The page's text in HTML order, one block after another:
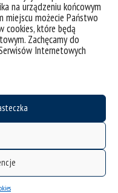
na urządzeniu końcowym
możecie Państwo
które będą
Zachęcamy do
Internetowych
Świerczyński
Kasprowski